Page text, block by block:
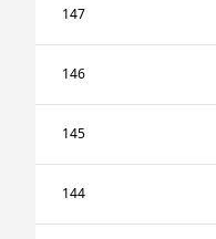
147
146
145
144